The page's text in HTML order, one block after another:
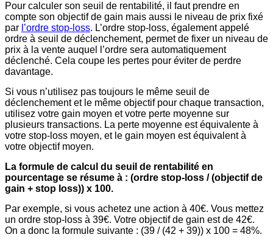
Pour calculer son seuil de rentabilité, il faut prendre en
compte son objectif de gain mais aussi le niveau de prix fixé
par l’ordre stop-loss. L’ordre stop-loss, également appelé
ordre à seuil de déclenchement, permet de fixer un niveau de
prix à la vente auquel l’ordre sera automatiquement
déclenché. Cela coupe les pertes pour éviter de perdre
davantage.
Si vous n’utilisez pas toujours le même seuil de
déclenchement et le même objectif pour chaque transaction,
utilisez votre gain moyen et votre perte moyenne sur
plusieurs transactions. La perte moyenne est équivalente à
votre stop-loss moyen, et le gain moyen est équivalent à
votre objectif moyen.
La formule de calcul du seuil de rentabilité en
pourcentage se résume à : (ordre stop-loss / (objectif de
gain + stop loss)) x 100.
Par exemple, si vous achetez une action à 40€. Vous mettez
un ordre stop-loss à 39€. Votre objectif de gain est de 42€.
On a donc la formule suivante : (39 / (42 + 39)) x 100 = 48%.